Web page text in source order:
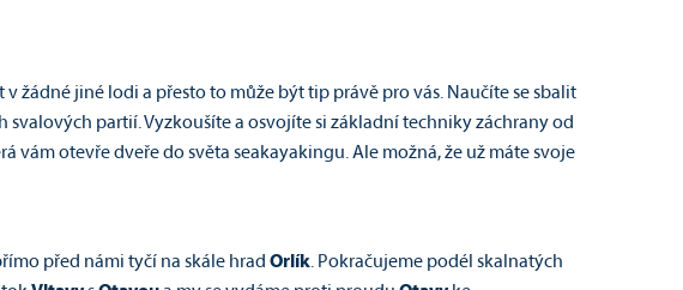
žádné jiné lodi a přesto to může být tip právě pro vás. Naučíte se sbalit
partií. Vyzkoušíte a osvojíte si základní techniky záchrany od
otevře dveře do světa seakayakingu. Ale možná, že už máte svoje
před námi tyčí na skále hrad Orlík. Pokračujeme podél skalnatých